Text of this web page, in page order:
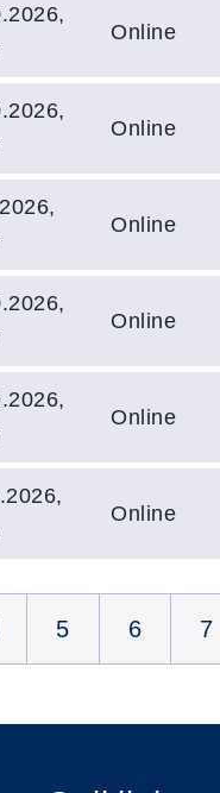
Online
Online
Online
Online
Online
Online
5 6 7